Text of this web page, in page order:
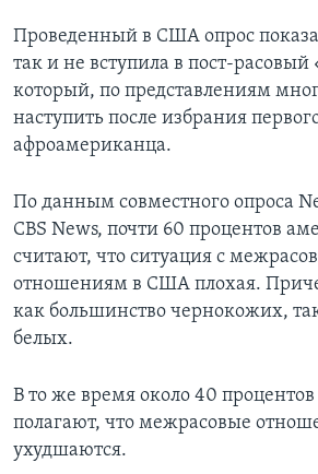
Проведенный в США опрос
так и не вступила в пост-
который, по представлениям
наступить после избрания
афроамериканца.
По данным совместного опроса
CBS News, почти 60 процентов
считают, что ситуация с
отношениям в США плохая.
как большинство чернокожих,
белых.
В то же время около 40
полагают, что межрасовые
ухудшаются.